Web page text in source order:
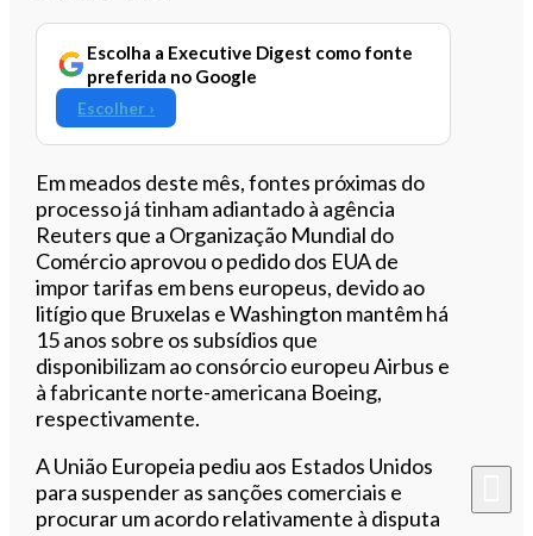
Escolha a Executive Digest como fonte
preferida no Google
Escolher ›
Em meados deste mês, fontes próximas do
processo já tinham adiantado à agência
Reuters que a Organização Mundial do
Comércio aprovou o pedido dos EUA de
impor tarifas em bens europeus, devido ao
litígio que Bruxelas e Washington mantêm há
15 anos sobre os subsídios que
disponibilizam ao consórcio europeu Airbus e
à fabricante norte-americana Boeing,
respectivamente.
A União Europeia pediu aos Estados Unidos
para suspender as sanções comerciais e
procurar um acordo relativamente à disputa